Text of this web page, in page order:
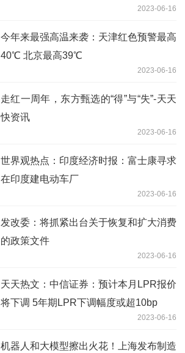
2023-06-16
今年来最强高温来袭：天津红色预警最高
40℃ 北京最高39℃
2023-06-16
走红一周年，东方甄选的“得”与“失”-天天
快资讯
2023-06-16
世界观热点：印度经济时报：富士康寻求
在印度建电动车厂
2023-06-16
发改委：将抓紧出台关于恢复和扩大消费
的政策文件
2023-06-16
天天热文：中信证券：预计本月LPR报价
将下调 5年期LPR下调幅度或超10bp
2023-06-16
机器人和大模型擦出火花！上海发布制造